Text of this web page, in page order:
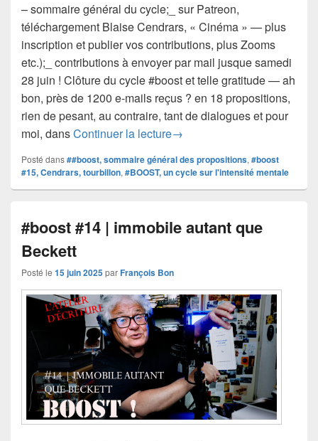
– sommaire général du cycle;_ sur Patreon,
téléchargement Blaise Cendrars, « Cinéma » — plus
inscription et publier vos contributions, plus Zooms
etc.);_ contributions à envoyer par mail jusque samedi
28 juin ! Clôture du cycle #boost et telle gratitude — ah
bon, près de 1200 e-mails reçus ? en 18 propositions,
rien de pesant, au contraire, tant de dialogues et pour
moi, dansContinuer la lecture#boost #15 | Cendrars, d’un
→
Posté dans##boost, sommaire général des propositions,#boost
#15, Cendrars, tourbillon,#BOOST, un cycle sur l'intensité mentale
#boost #14 | immobile autant que
Beckett
Posté le 15 juin 2025parFrançois Bon